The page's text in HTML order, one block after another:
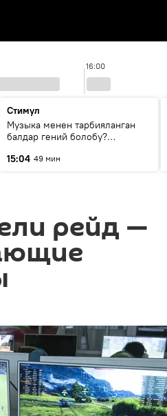
16:00
Стимул
Музыка менен тарбияланган
балдар гений болобу?
музыканын орду
15:04 49 мин
рейд —